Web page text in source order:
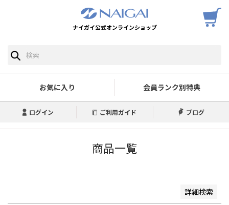
ナイガイ公式オンラインショップ
お気に入り 会員ランク別特典
ログイン ご利用ガイド ブログ
商品一覧
詳細検索
並び順
新着順
価格が高い順
優先度順
キーワードヒット順